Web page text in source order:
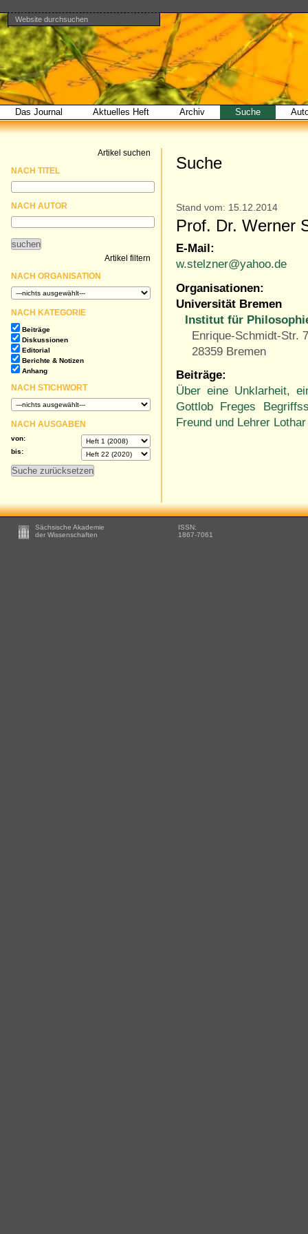
Direkt
zum
Inhalt
|
Direkt
zur
Navigation
Benutzerspezifische
Werkzeuge
Website durchsuchen
Erweiterte
Suche…
Bereiche
Das Journal Aktuelles Heft Archiv Suche
Suche
Stand vom: 15.12.2014
Prof. Dr. Werner
E-Mail:
w.stelzner@yahoo.de
Organisationen:
Universität Bremen
Institut für
Enrique-Schmidt-Str.
28359 Bremen
Beiträge:
Über eine Unklarheit,
Gottlob Freges
Freund und Lehrer
Artikel suchen
NACH TITEL
NACH AUTOR
Artikel filtern
NACH ORGANISATION
NACH KATEGORIE
Beiträge
Diskussionen
Editorial
Berichte & Notizen
Anhang
NACH STICHWORT
NACH AUSGABEN
von:
bis:
Footer
Sächsische Akademie
der Wissenschaften
ISSN:
1867-7061